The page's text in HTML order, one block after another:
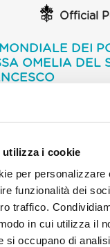
i cookie
per personalizzare
funzionalità dei
traffico.
in cui utilizza il
si occupano di
Official
DEI
OMELIA DEL
Penso, ad
semplicemente,
della vita
lacrime con
L’inizio
era la preghiera,